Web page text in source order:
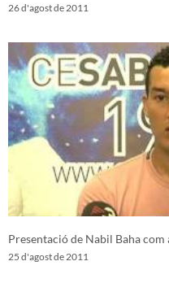
26 d'agost de 2011
Presentació de Nabil Baha com
25 d'agost de 2011